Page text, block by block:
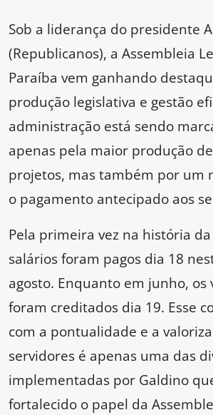
Sob a liderança do presidente
(Republicanos), a Assembleia
Paraíba vem ganhando
produção legislativa e gestão
administração está sendo
apenas pela maior produção
projetos, mas também por um
o pagamento antecipado aos
Pela primeira vez na história
salários foram pagos dia 18
agosto. Enquanto em junho, os
foram creditados dia 19. Esse
com a pontualidade e a
servidores é apenas uma das
implementadas por Galdino
fortalecido o papel da